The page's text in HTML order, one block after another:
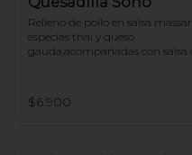
Relleno de pollo en salsa
especias thai y queso
gauda,acompañadas con salsa
$6.900